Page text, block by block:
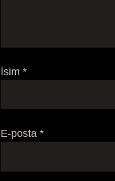
İsim *
E-posta *